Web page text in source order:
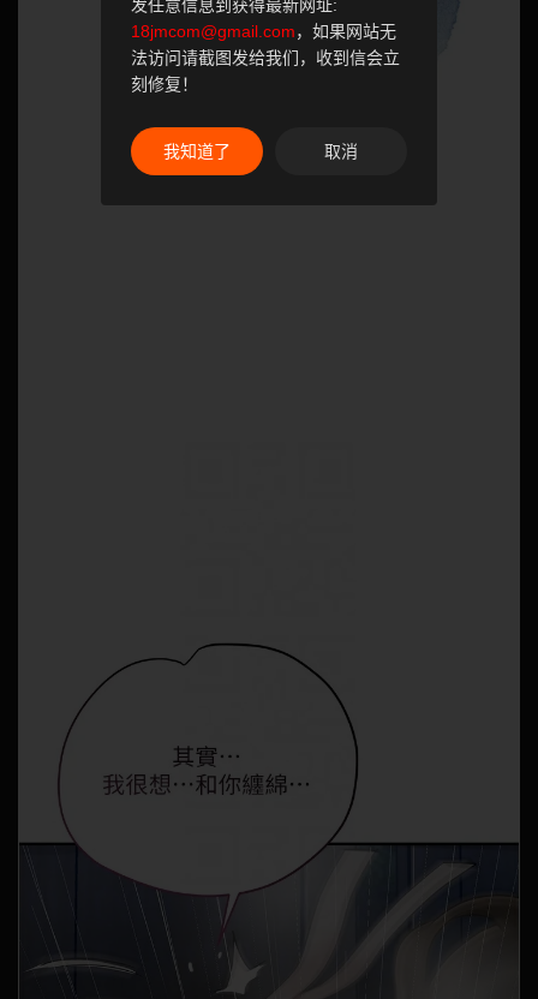
发任意信息到获得最新网址:
18jmcom@gmail.com，如果网站无
法访问请截图发给我们，收到信会立
刻修复！
我知道了 取消